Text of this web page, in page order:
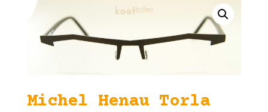
Michel Henau Torla